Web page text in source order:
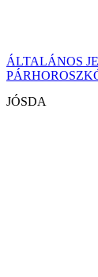
ÁLTALÁNOS
JÓSDA